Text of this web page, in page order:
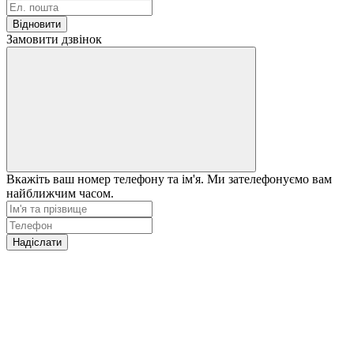
Відновити
Замовити дзвінок
Вкажіть ваш номер телефону та ім'я. Ми зателефонуємо вам
найближчим часом.
Надіслати